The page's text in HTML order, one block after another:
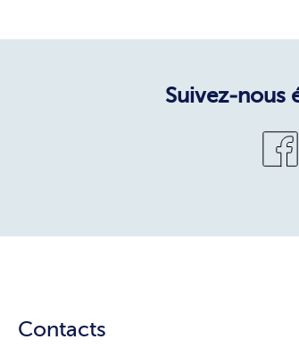
Contacts
Suivez-nous